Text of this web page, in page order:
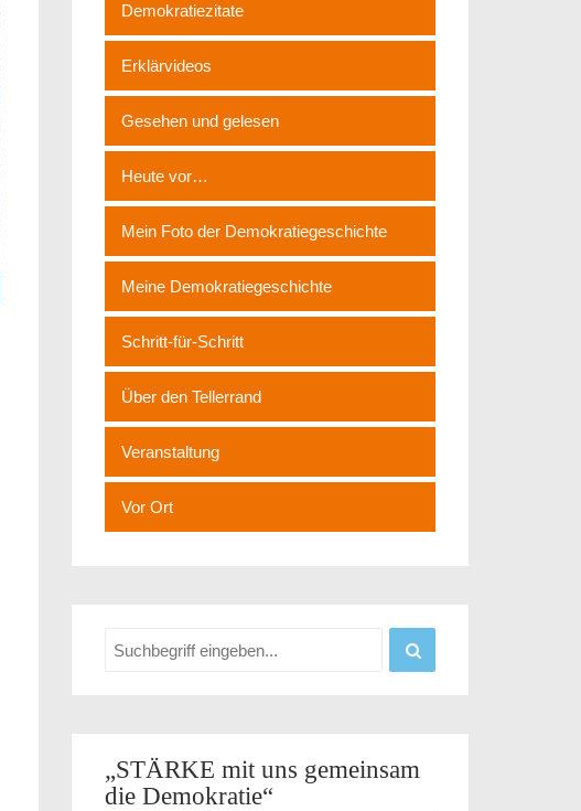
Demokratiezitate
Erklärvideos
Gesehen und gelesen
Heute vor…
Mein Foto der Demokratiegeschichte
Meine Demokratiegeschichte
Schritt-für-Schritt
Über den Tellerrand
Veranstaltung
Vor Ort
„STÄRKE mit uns gemeinsam
die Demokratie“